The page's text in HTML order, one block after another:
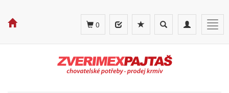
Toggle
navigation
Toggle
search
0